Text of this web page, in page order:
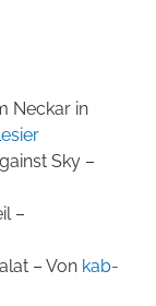
Neckar in
Sky –
–
– Von kab-